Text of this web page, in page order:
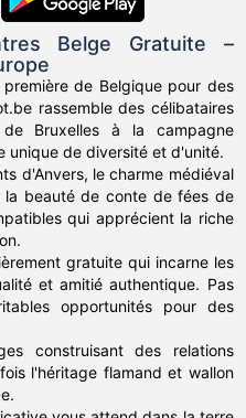
Belge Gratuite –
de Belgique pour des
rassemble des célibataires
Bruxelles à la campagne
unique de diversité et d'unité.
d'Anvers, le charme médiéval
la beauté de conte de fées de
qui apprécient la riche
gratuite qui incarne les
et amitié authentique. Pas
opportunités pour des
construisant des relations
l'héritage flamand et wallon